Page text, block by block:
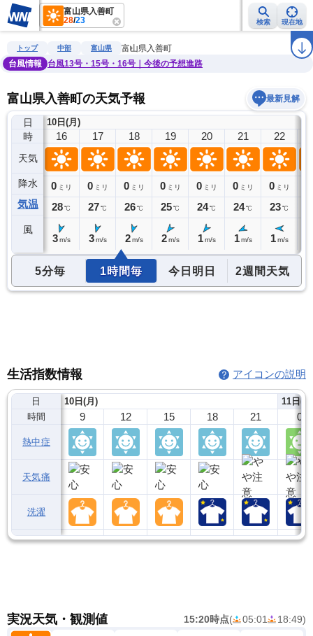
富山県入善町
28/23 検索 現在地
雨雲レーダー 台風情報 地震情報 ラ
トップ 中部 富山県
富山県入善町
台風情報
台風13号・15号・16号｜今後の予想進路
富山県入善町の天気予報 最新見解
日
時
天気
降水
気温
風
10日(月)
15
0ミリ
28℃
16
0 ミリ
28℃
3 m/s
17
0 ミリ
27℃
3 m/s
18
0 ミリ
26℃
2 m/s
19
0 ミリ
25℃
2 m/s
20
0 ミリ
24℃
1 m/s
21
0 ミリ
24℃
1 m/s
22
0 ミリ
23℃
1 m/s
5分毎 1時間毎 今日明日 2週間天気
生活指数情報 アイコンの説明
日
時間
熱中症
天気痛
洗濯
10日(月)
9 12 15 18 21
11日(
0
実況天気・観測値 15:20時点( 05:01 18:49)